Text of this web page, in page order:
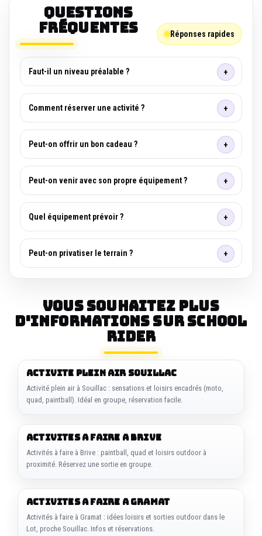
Questions
fréquentes
Réponses rapides
Faut-il un niveau préalable ?
Comment réserver une activité ?
Peut-on offrir un bon cadeau ?
Peut-on venir avec son propre équipement ?
Quel équipement prévoir ?
Peut-on privatiser le terrain ?
Vous souhaitez plus
d'informations sur SCHOOL
RIDER
ACTIVITE PLEIN AIR SOUILLAC
Activité plein air à Souillac : sensations et loisirs encadrés (moto,
quad, paintball). Idéal en groupe, réservation facile.
ACTIVITES A FAIRE A BRIVE
Activités à faire à Brive : paintball, quad et loisirs outdoor à
proximité. Réservez une sortie en groupe.
ACTIVITES A FAIRE A GRAMAT
Activités à faire à Gramat : idées loisirs et sorties outdoor dans le
Lot, proche Souillac. Infos et réservations.